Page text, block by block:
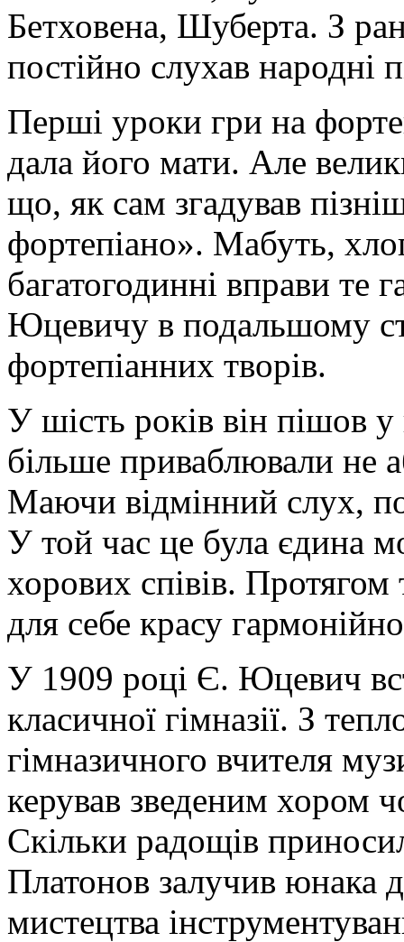
Бетховена, Шуберта. З
постійно слухав народні
Перші уроки гри на
дала його мати. Але
що, як сам згадував
фортепіано». Мабуть,
багатогодинні вправи те
Юцевичу в подальшому
фортепіанних творів.
У шість років він пішов
більше приваблювали не
Маючи відмінний слух,
У той час це була єдина
хорових співів. Протягом
для себе красу
У 1909 році Є. Юцевич
класичної гімназії. З
гімназичного вчителя
керував зведеним хором
Скільки радощів
Платонов залучив юнака
мистецтва